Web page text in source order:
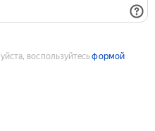
воспользуйтесьформой